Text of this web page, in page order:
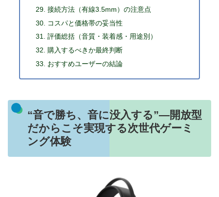
接続方法（有線3.5mm）の注意点
コスパと価格帯の妥当性
評価総括（音質・装着感・用途別）
購入するべきか最終判断
おすすめユーザーの結論
“音で勝ち、音に没入する”―開放型
だからこそ実現する次世代ゲーミ
ング体験